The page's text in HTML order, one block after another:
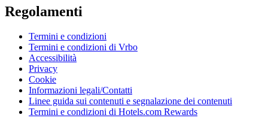
Regolamenti
Termini e condizioni
Termini e condizioni di Vrbo
Accessibilità
Privacy
Cookie
Informazioni legali/Contatti
Linee guida sui contenuti e segnalazione dei contenuti
Termini e condizioni di Hotels.com Rewards